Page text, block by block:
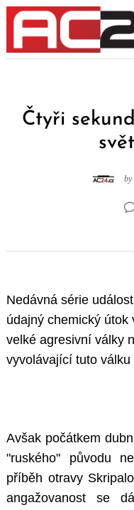
Skip
content
Čtyři
by
Nedávná série
údajný chemický útok
velké agresivní války
vyvolávající tuto
Avšak počátkem
"ruského" původu
příběh otravy
angažovanost se